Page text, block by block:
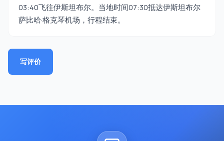
03:40飞往伊斯坦布尔。当地时间07:30抵达伊斯坦布尔
萨比哈·格克琴机场，行程结束。
写评价